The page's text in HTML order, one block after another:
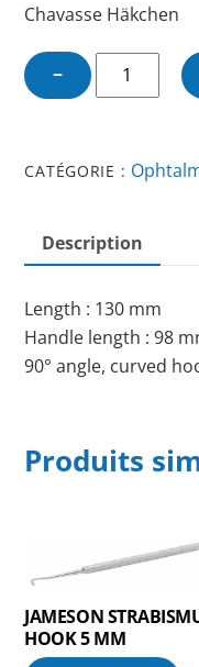
Chavasse Häkchen
−
quantité
de
CATÉGORIE :
Description
Length : 130 mm
Handle length : 98
90° angle, curved
Produits
JAMESON
HOOK 5 MM